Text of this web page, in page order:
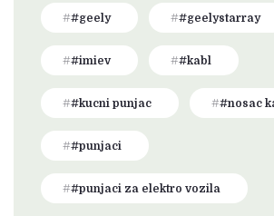
#geely #geelystarray
#imiev #kabl
#kucni punjac #nosac
#punjaci
#punjaci za elektro vozila